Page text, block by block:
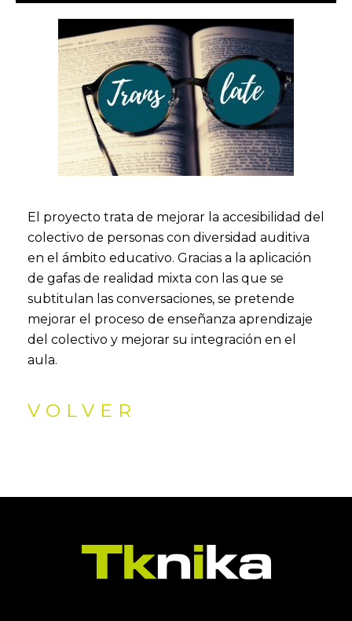
El proyecto trata de mejorar la accesibilidad del
colectivo de personas con diversidad auditiva
en el ámbito educativo. Gracias a la aplicación
de gafas de realidad mixta con las que se
subtitulan las conversaciones, se pretende
mejorar el proceso de enseñanza aprendizaje
del colectivo y mejorar su integración en el
aula.
VOLVER